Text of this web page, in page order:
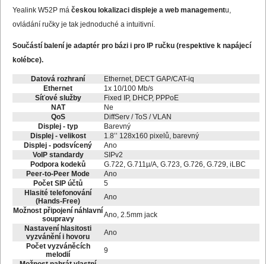
Yealink W52P má českou lokalizaci displeje a web managementu,
ovládání ručky je tak jednoduché a intuitivní.
Součástí balení je adaptér pro bázi i pro IP ručku (respektive k napájecí
kolébce).
Datová rozhraní
Ethernet, DECT GAP/CAT-iq
Ethernet
1x 10/100 Mb/s
Síťové služby
Fixed IP, DHCP, PPPoE
NAT
Ne
QoS
DiffServ / ToS / VLAN
Displej - typ
Barevný
Displej - velikost
1.8’’ 128x160 pixelů, barevný
Displej - podsvícený
Ano
VoIP standardy
SIPv2
Podpora kodeků
G.722, G.711µ/A, G.723, G.726, G.729, iLBC
Peer-to-Peer Mode
Ano
Počet SIP účtů
5
Hlasité telefonování
(Hands-Free)
Ano
Možnost připojení náhlavní
soupravy
Ano, 2.5mm jack
Nastavení hlasitosti
vyzvánění i hovoru
Ano
Počet vyzváněcích
melodií
9